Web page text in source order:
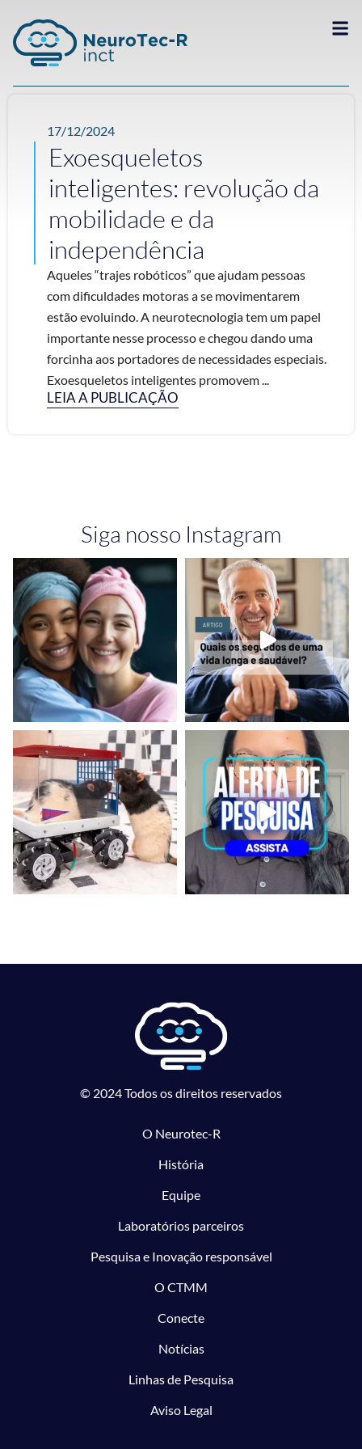
17/12/2024
Exoesqueletos
inteligentes: revolução da
mobilidade e da
independência
Aqueles “trajes robóticos” que ajudam pessoas
com dificuldades motoras a se movimentarem
estão evoluindo. A neurotecnologia tem um papel
importante nesse processo e chegou dando uma
forcinha aos portadores de necessidades especiais.
Exoesqueletos inteligentes promovem ...
LEIA A PUBLICAÇÃO
Siga nosso Instagram
© 2024 Todos os direitos reservados
O Neurotec-R
História
Equipe
Laboratórios parceiros
Pesquisa e Inovação responsável
O CTMM
Conecte
Notícias
Linhas de Pesquisa
Aviso Legal